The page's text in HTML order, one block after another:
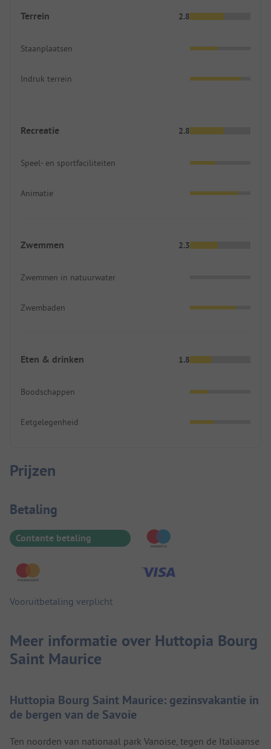
Terrein 2.8
Staanplaatsen
Indruk terrein
Recreatie 2.8
Speel- en sportfaciliteiten
Animatie
Zwemmen 2.3
Zwemmen in natuurwater
Zwembaden
Eten & drinken 1.8
Boodschappen
Eetgelegenheid
Prijzen
Betaalinformatie
Betaling
Contante betaling
Vooruitbetaling verplicht
Meer informatie over Huttopia Bourg
Saint Maurice
Huttopia Bourg Saint Maurice: gezinsvakantie in
de bergen van de Savoie
Ten noorden van nationaal park Vanoise, tegen de Italiaanse